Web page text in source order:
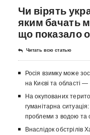
Чи вірять
яким бачать
що показало
Читать всю статью
Росія взимку може
на Києві та області —
На окупованих
гуманітарна
проблеми з водою та
Внаслідок обстрілів